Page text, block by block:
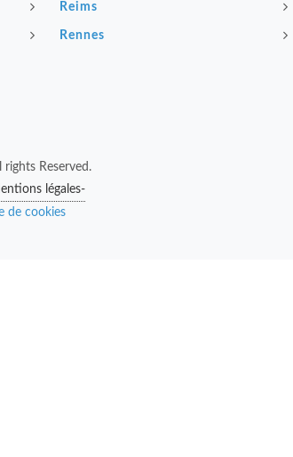
Reims
Rennes
Reserved.
légales-
de cookies